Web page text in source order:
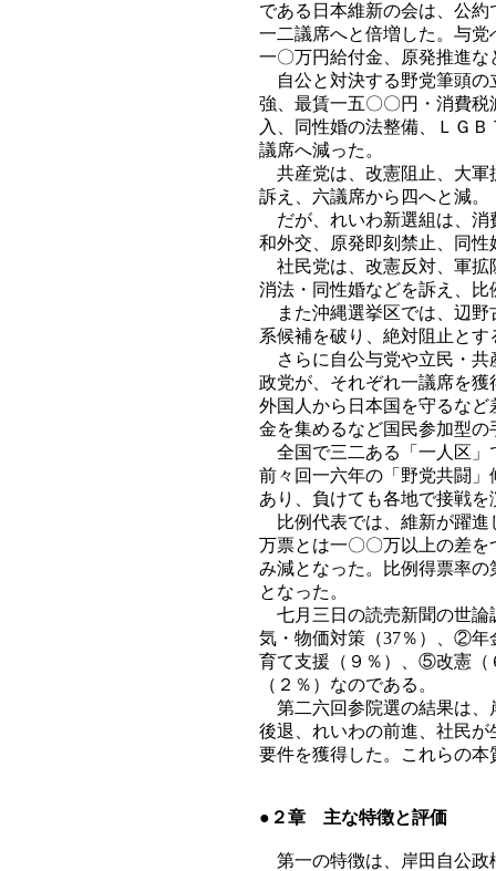
である日本維新の会は、公
一二議席へと倍増した。与
一〇万円給付金、原発推進
自公と対決する野党筆頭の
強、最賃一五〇〇円・消費
入、同性婚の法整備、ＬＧ
議席へ減った。
共産党は、改憲阻止、大軍
訴え、六議席から四へと減。
だが、れいわ新選組は、消
和外交、原発即刻禁止、同
社民党は、改憲反対、軍拡
消法・同性婚などを訴え、
また沖縄選挙区では、辺野
系候補を破り、絶対阻止と
さらに自公与党や立民・共
政党が、それぞれ一議席を
外国人から日本国を守るな
金を集めるなど国民参加型
全国で三二ある「一人区」
前々回一六年の「野党共闘
あり、負けても各地で接戦
比例代表では、維新が躍進
万票とは一〇〇万以上の差
み減となった。比例得票率
となった。
七月三日の読売新聞の世論
気・物価対策（37％）、②
育て支援（９％）、⑤改憲
（２％）なのである。
第二六回参院選の結果は、
後退、れいわの前進、社民
要件を獲得した。これらの
●２章 主な特徴と評価
第一の特徴は、岸田自公政